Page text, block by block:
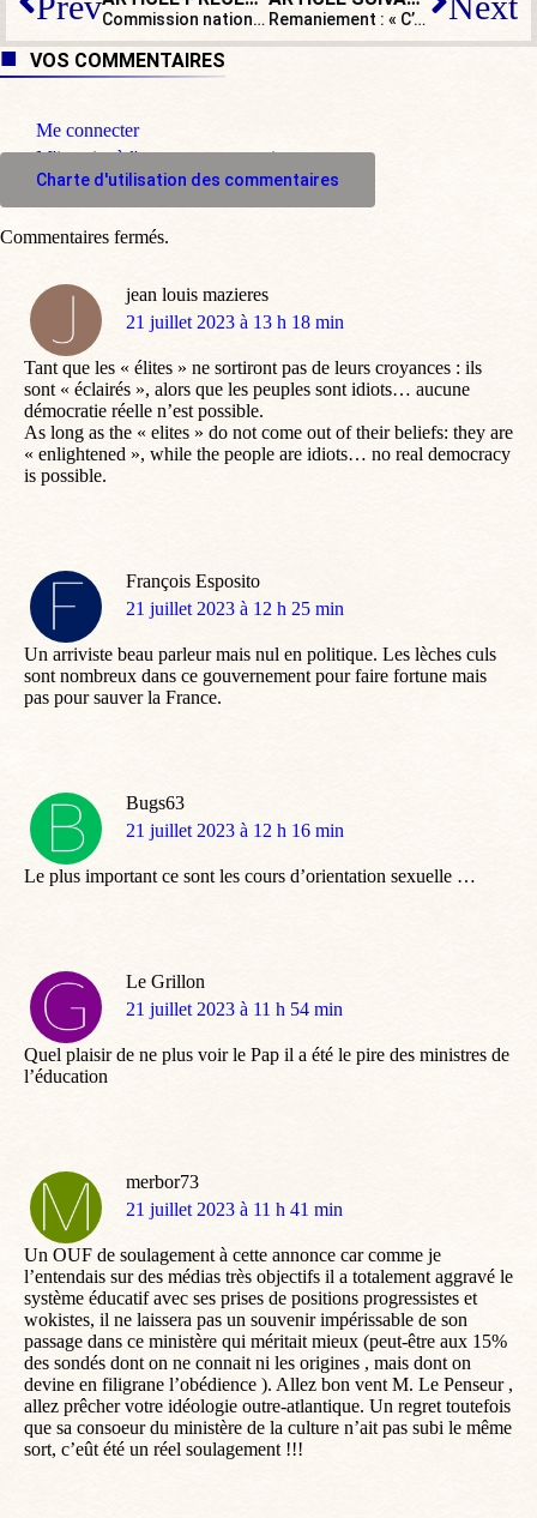
Commission nationale du débat public : un organe inconnu et inutile ? Remaniement : « C’est peut-être un détail pour vous… »
VOS COMMENTAIRES
Me connecter
M'inscrire à l'espace commentaire
Charte d'utilisation des commentaires
jean louis mazieres
dit
21 juillet 2023 à 13 h 18 min
Tant que les « élites » ne sortiront pas de leurs croyances : ils
sont « éclairés », alors que les peuples sont idiots… aucune
démocratie réelle n’est possible.
As long as the « elites » do not come out of their beliefs: they are
« enlightened », while the people are idiots… no real democracy
is possible.
François Esposito
dit
21 juillet 2023 à 12 h 25 min
Un arriviste beau parleur mais nul en politique. Les lèches culs
sont nombreux dans ce gouvernement pour faire fortune mais
pas pour sauver la France.
Bugs63
dit
21 juillet 2023 à 12 h 16 min
Le plus important ce sont les cours d’orientation sexuelle …
Le Grillon
dit
21 juillet 2023 à 11 h 54 min
Quel plaisir de ne plus voir le Pap il a été le pire des ministres de
l’éducation
merbor73
dit
21 juillet 2023 à 11 h 41 min
Un OUF de soulagement à cette annonce car comme je
l’entendais sur des médias très objectifs il a totalement aggravé le
système éducatif avec ses prises de positions progressistes et
wokistes, il ne laissera pas un souvenir impérissable de son
passage dans ce ministère qui méritait mieux (peut-être aux 15%
des sondés dont on ne connait ni les origines , mais dont on
devine en filigrane l’obédience ). Allez bon vent M. Le Penseur ,
allez prêcher votre idéologie outre-atlantique. Un regret toutefois
que sa consoeur du ministère de la culture n’ait pas subi le même
sort, c’eût été un réel soulagement !!!
Commentaires fermés.